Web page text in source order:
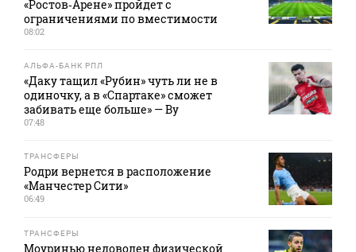
«Ростов‑Арене» пройдет с
ограничениями по вместимости
08:02
АЛЬФА-БАНК РПЛ
«Даку тащил «Рубин» чуть ли не в
одиночку, а в «Спартаке» сможет
забивать еще больше» — Ву
07:48
ТРАНСФЕРЫ
Родри вернется в расположение
«Манчестер Сити»
06:49
ТРАНСФЕРЫ
Моуринью недоволен физической